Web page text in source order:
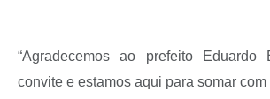
“Agradecemos ao prefeito Eduardo
convite e estamos aqui para somar